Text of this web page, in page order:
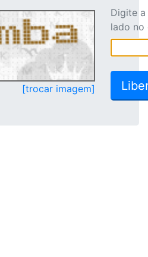
[trocar imagem]
Digite
lado no